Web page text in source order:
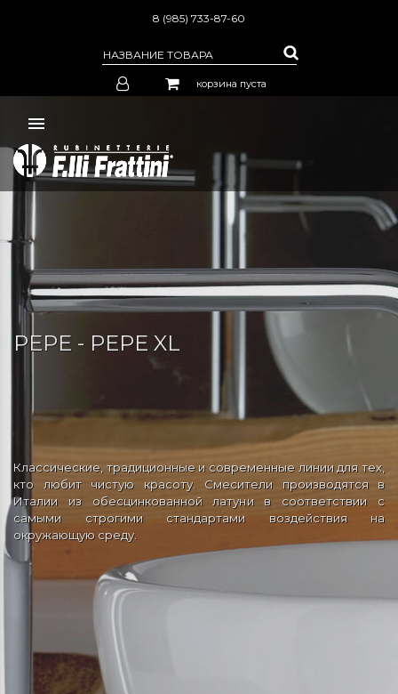
8 (985) 733-87-60
корзина пуста
PEPE - PEPE XL
Классические, традиционные и современные линии для тех,
кто любит чистую красоту. Смесители производятся в
Италии из обесцинкованной латуни в соответствии с
самыми строгими стандартами воздействия на
окружающую среду.